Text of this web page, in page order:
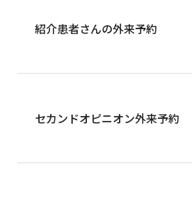
紹介患者さんの外来予約
セカンドオピニオン外来予約